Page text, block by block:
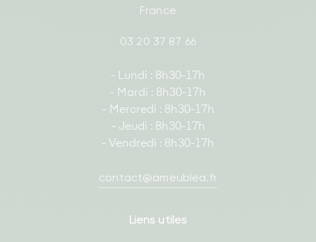
France
03 20 37 87 66
- Lundi : 8h30-17h
- Mardi : 8h30-17h
- Mercredi : 8h30-17h
- Jeudi : 8h30-17h
- Vendredi : 8h30-17h
contact@ameublea.fr
Liens utiles